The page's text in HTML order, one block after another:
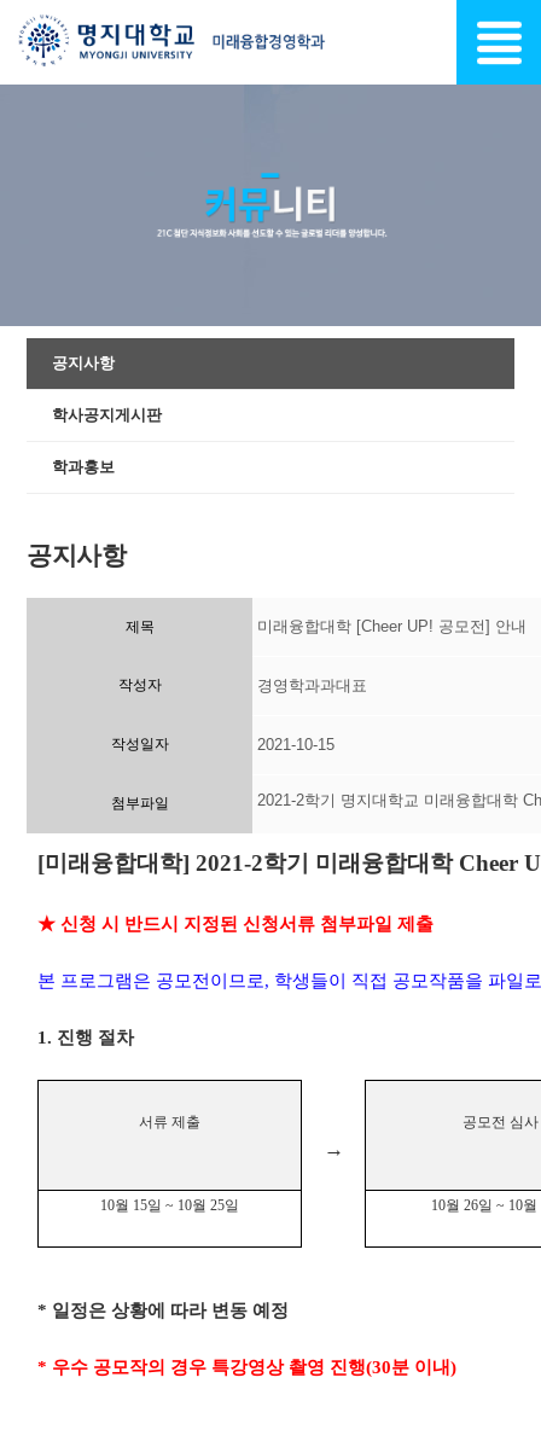
공지사항
학사공지게시판
학과홍보
공지사항
제목 미래융합대학 [Cheer UP! 공모전] 안내
작성자 경영학과과대표
작성일자 2021-10-15
첨부파일 2021-2학기 명지대학교 미래융합대학
[미래융합대학] 2021-2학기 미래융합대학 Cheer
★신청 시 반드시 지정된 신청서류 첨부파일 제출
본 프로그램은 공모전이므로, 학생들이 직접 공모작품을 파일
1. 진행 절차
서류 제출
→
공모전 심사
10월 15일~ 10월25일 10월26일~ 10월
* 일정은 상황에 따라 변동 예정
* 우수 공모작의 경우 특강영상 촬영 진행(30분 이내)